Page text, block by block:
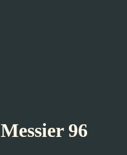
Messier 96